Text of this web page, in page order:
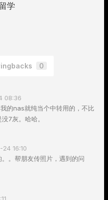
学
0
08:36
的nas就纯当个中转用的，不比
7灰。哈哈。
16:10
。帮朋友传照片，遇到的问